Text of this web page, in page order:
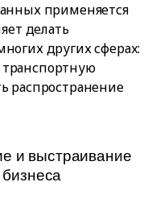
применяется
делать
других сферах:
распространение
и выстраивание